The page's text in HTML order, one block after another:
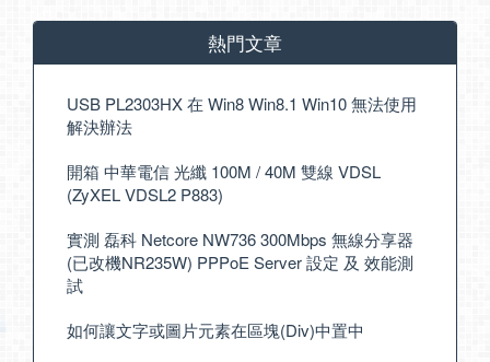
熱門文章
USB PL2303HX 在 Win8 Win8.1 Win10 無法使用
解決辦法
開箱 中華電信 光纖 100M / 40M 雙線 VDSL
(ZyXEL VDSL2 P883)
實測 磊科 Netcore NW736 300Mbps 無線分享器
(已改機NR235W) PPPoE Server 設定 及 效能測
試
如何讓文字或圖片元素在區塊(Div)中置中